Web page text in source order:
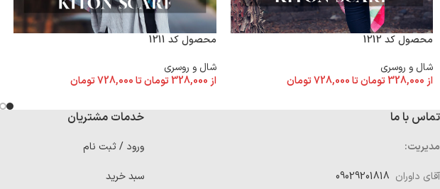
محصول کد 1212
شال و روسری
از328,000تومانتا728,000تومان
محصول کد 1211
شال و روسری
از328,000 تومانتا728,000تومان
تماس با ما
مدیریت:
آقای داوران
خدمات مشتریان
ورود / ثبت نام
سبد خرید